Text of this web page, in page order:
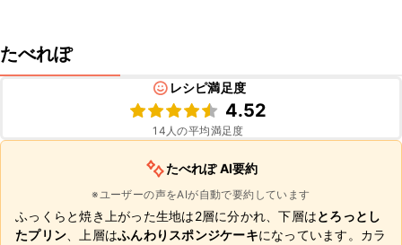
たべれぽ
レシピ満足度
4.52
14 人の平均満足度
たべれぽ AI要約
※ユーザーの声をAIが自動で要約しています
ふっくらと焼き上がった生地は2層に分かれ、下層はとろっとし
たプリン 、上層はふんわりスポンジケーキになっています。カラ